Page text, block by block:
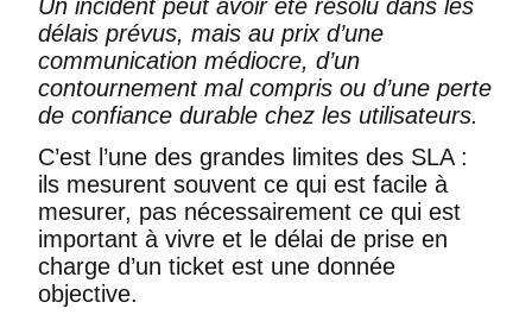
Un incident peut avoir été résolu dans les
délais prévus, mais au prix d’une
communication médiocre, d’un
contournement mal compris ou d’une perte
de confiance durable chez les utilisateurs.
C’est l’une des grandes limites des SLA :
ils mesurent souvent ce qui est facile à
mesurer, pas nécessairement ce qui est
important à vivre et le délai de prise en
charge d’un ticket est une donnée
objective.